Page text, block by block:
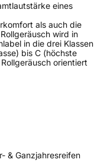
eines
als auch die
wird in
in die drei Klassen
bis C (höchste
orientiert
& Ganzjahresreifen